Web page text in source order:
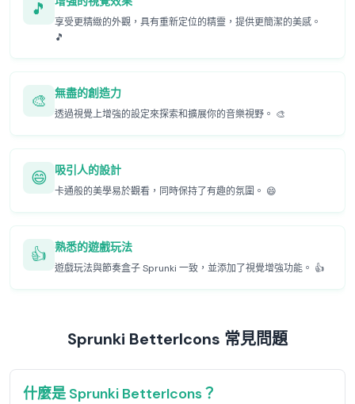
🎵
享受更精緻的外觀，具有重新定位的精靈，提供更簡潔的美感。
🎵
🎨 無盡的創造力
透過視覺上增強的設定來探索和擴展你的音樂視野。 🎨
😄 吸引人的設計
卡通般的美學易於觀看，同時保持了有趣的氛圍。 😄
👍 熟悉的遊戲玩法
遊戲玩法與節奏盒子 Sprunki 一致，並添加了視覺增強功能。 👍
Sprunki BetterIcons 常見問題
什麼是 Sprunki BetterIcons？